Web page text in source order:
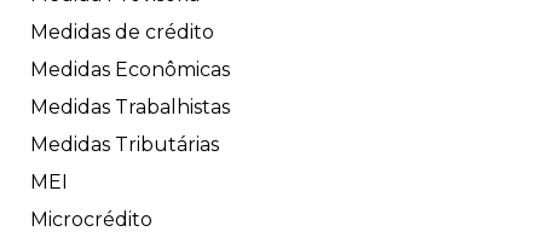
Medidas de crédito
Medidas Econômicas
Medidas Trabalhistas
Medidas Tributárias
MEI
Microcrédito